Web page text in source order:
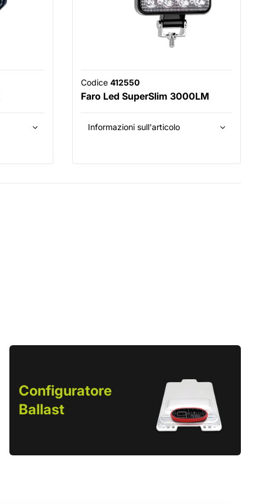
Codice 412550
Faro Led SuperSlim 3000LM
Informazioni sull'articolo
Configuratore
Ballast